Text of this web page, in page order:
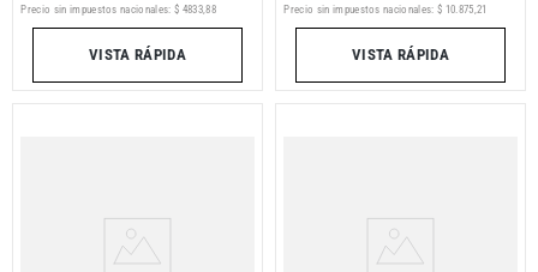
Precio sin impuestos nacionales: $ 4833,88
VISTA RÁPIDA
Precio sin impuestos nacionales: $ 10.875,21
VISTA RÁPIDA